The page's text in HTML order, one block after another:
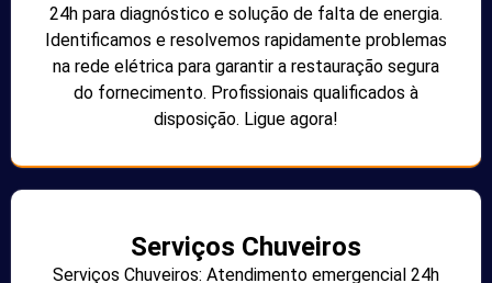
24h para diagnóstico e solução de falta de energia.
Identificamos e resolvemos rapidamente problemas
na rede elétrica para garantir a restauração segura
do fornecimento. Profissionais qualificados à
disposição. Ligue agora!
Serviços Chuveiros
Serviços Chuveiros: Atendimento emergencial 24h